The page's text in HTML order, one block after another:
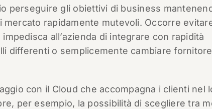
perseguire gli obiettivi di business
mercato rapidamente mutevoli. Occorre
all’azienda di integrare con rapidità
differenti o semplicemente cambiare
con il Cloud che accompagna i clienti nel
per esempio, la possibilità di scegliere tra